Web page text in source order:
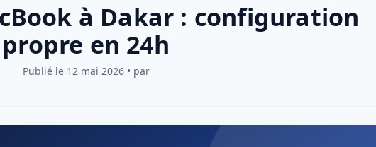
à Dakar : configuration
propre en 24h
Publié le 12 mai 2026 • par